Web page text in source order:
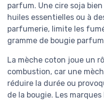
parfum. Une cire soja
huiles essentielles ou à
parfumerie, limite les
gramme de bougie
La mèche coton joue un
combustion, car une
réduire la durée ou
de la bougie. Les